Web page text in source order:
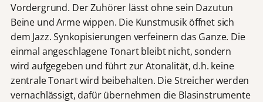
Vordergrund. Der Zuhörer lässt ohne sein Dazutun
Beine und Arme wippen. Die Kunstmusik öffnet sich
dem Jazz. Synkopisierungen verfeinern das Ganze. Die
einmal angeschlagene Tonart bleibt nicht, sondern
wird aufgegeben und führt zur Atonalität, d.h. keine
zentrale Tonart wird beibehalten. Die Streicher werden
vernachlässigt, dafür übernehmen die Blasinstrumente